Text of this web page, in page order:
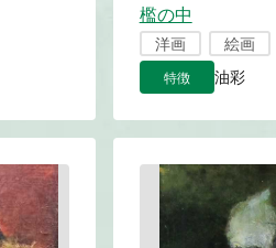
檻の中
洋画 絵画
特徴 油彩